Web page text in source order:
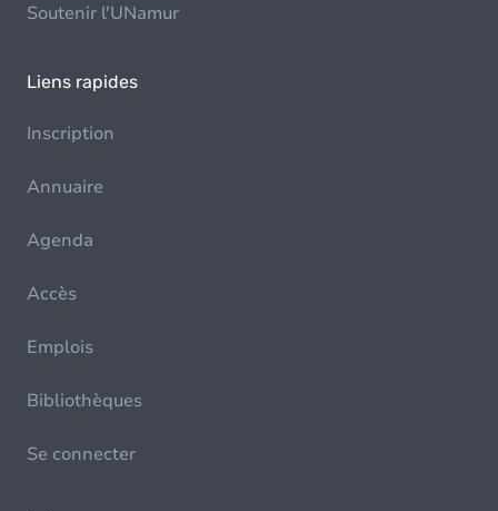
Soutenir l'UNamur
Liens rapides
Inscription
Annuaire
Agenda
Accès
Emplois
Bibliothèques
Se connecter